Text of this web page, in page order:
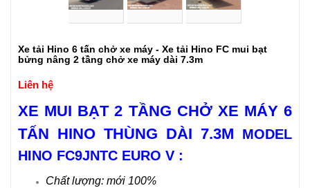
Xe tải Hino 6 tấn chở xe máy - Xe tải Hino FC mui bạt
bửng nâng 2 tầng chở xe máy dài 7.3m
Liên hệ
XE MUI BẠT 2 TẦNG CHỞ XE MÁY 6
TẤN HINO THÙNG DÀI 7.3M
MODEL
HINO FC9JNTC EURO V :
Chất lượng: mới 100%